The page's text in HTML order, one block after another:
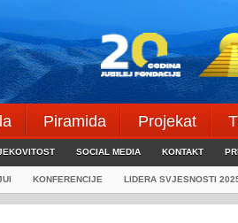
Piramida Projekat
SOCIAL MEDIA KONTAKT
KONFERENCIJE LIDERA SVJESNOSTI